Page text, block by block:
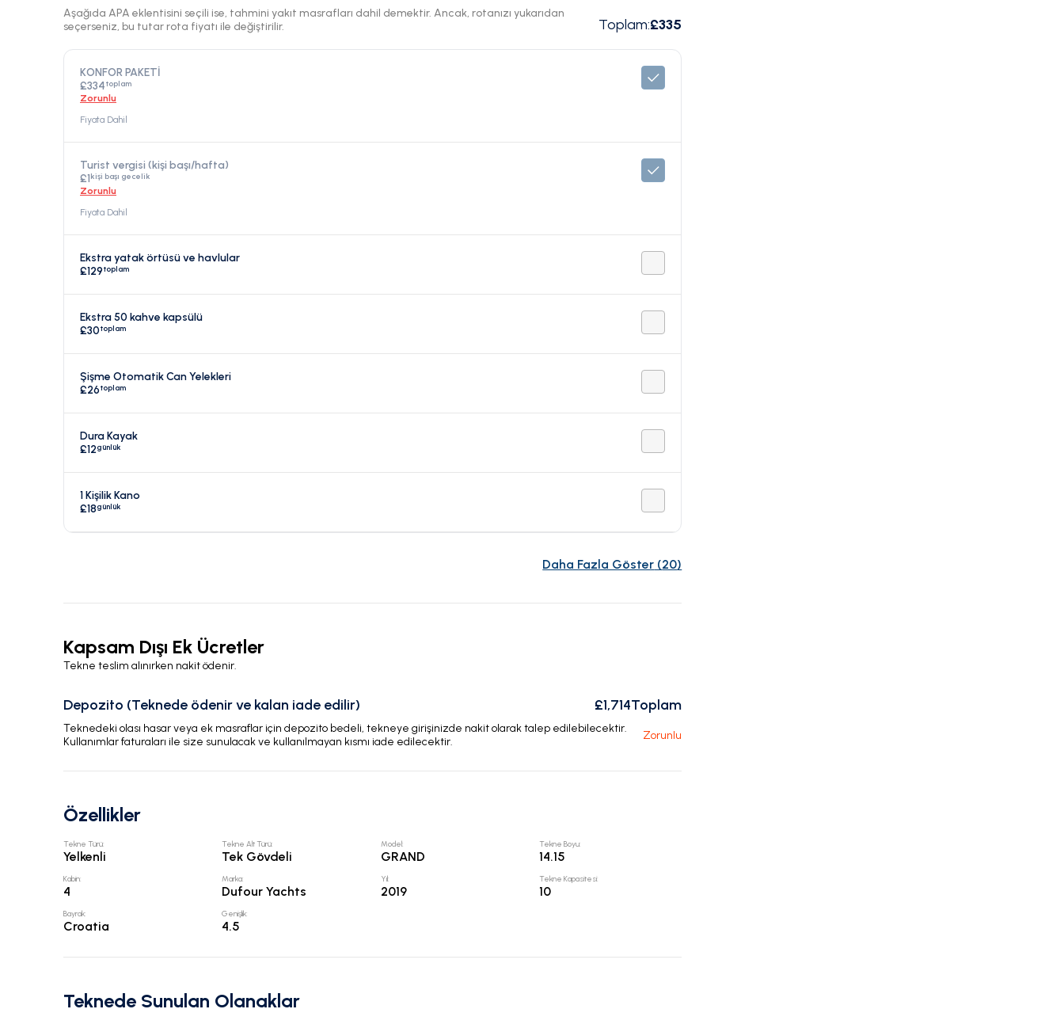
Aşağıda APA eklentisini seçili ise, tahmini yakıt masrafları dahil demektir. Ancak, rotanızı yukarıdan
seçerseniz, bu tutar rota fiyatı ile değiştirilir.
Toplam:£335
KONFOR PAKETİ
£334toplam
Zorunlu
Fiyata Dahil
Turist vergisi (kişi başı/hafta)
£1kişi başı gecelik
Zorunlu
Fiyata Dahil
Ekstra yatak örtüsü ve havlular
£129toplam
Ekstra 50 kahve kapsülü
£30toplam
Şişme Otomatik Can Yelekleri
£26toplam
Dura Kayak
£12günlük
1 Kişilik Kano
£18günlük
Daha Fazla Göster (20)
Kapsam Dışı Ek Ücretler
Tekne teslim alınırken nakit ödenir.
Depozito (Teknede ödenir ve kalan iade edilir) £1,714Toplam
Teknedeki olası hasar veya ek masraflar için depozito bedeli, tekneye girişinizde nakit olarak talep edilebilecektir.
Kullanımlar faturaları ile size sunulacak ve kullanılmayan kısmı iade edilecektir.
Zorunlu
Özellikler
Tekne Türü:
Yelkenli
Tekne Alt Türü:
Tek Gövdeli
Model:
GRAND
Tekne Boyu:
14.15
Kabin:
4
Marka:
Dufour Yachts
Yıl:
2019
Tekne Kapasitesi:
10
Bayrak:
Croatia
Genişlik:
4.5
Teknede Sunulan Olanaklar